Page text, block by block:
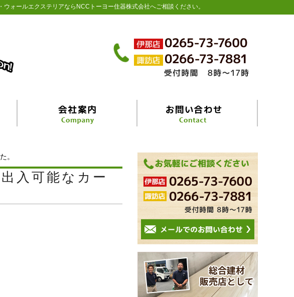
ォールエクステリアならNCCトーヨー住器株式会社へご相談ください。
。
入可能なカー